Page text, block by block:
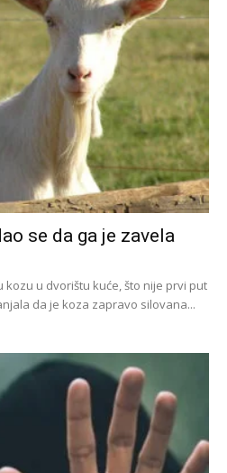
se da ga je zavela
u dvorištu kuće, što nije prvi put
da je koza zapravo silovana...